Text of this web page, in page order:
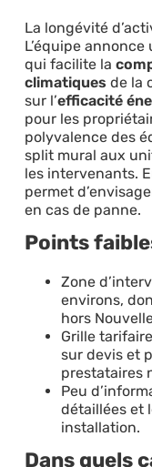
La longévité
L’équipe
qui facilite la
climatiques de la
sur l’efficacité
pour les
polyvalence des
split mural aux
les intervenants.
permet
en cas de panne.
Points
Zone
environs,
hors
Grille
sur devis et
prestataires
Peu
détaillées et
installation.
Dans quels